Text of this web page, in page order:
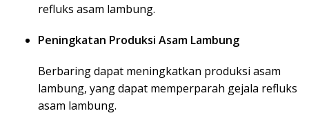
refluks asam lambung.
Peningkatan Produksi Asam Lambung
Berbaring dapat meningkatkan produksi asam
lambung, yang dapat memperparah gejala refluks
asam lambung.